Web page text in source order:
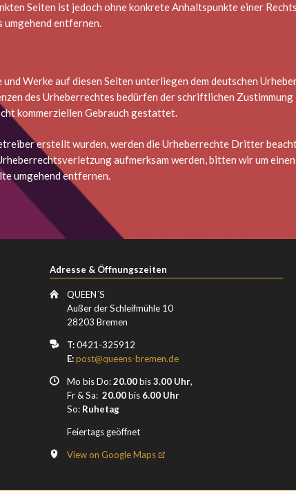
Seiten ist jedoch ohne konkrete Anhaltspunkte einer
entfernen.
Werke auf diesen Seiten unterliegen dem deutschen
des Urheberrechtes bedürfen der schriftlichen
kommerziellen Gebrauch gestattet.
erstellt wurden, werden die Urheberrechte Dritter
aufmerksam werden, bitten wir um
umgehend entfernen.
Adresse & Öffnungszeiten
QUEEN´S
Außer der Schleifmühle 10
28203 Bremen
T:0421-325912
E:post@queens-bremen.de
Mo bis Do:20.00bis3.00 Uhr,
Fr & Sa: 20.00bis6.00 Uhr
So:Ruhetag
Feiertags geöffnet
View on Google Maps